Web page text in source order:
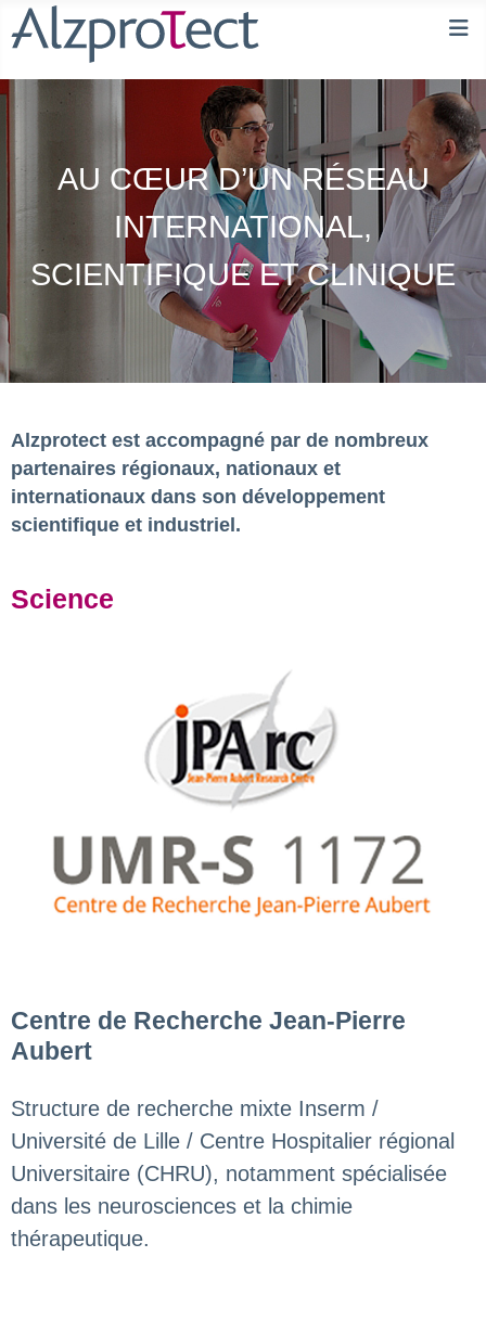
AU CŒUR D’UN RÉSEAU
INTERNATIONAL,
SCIENTIFIQUE ET CLINIQUE
Alzprotect est accompagné par de nombreux
partenaires régionaux, nationaux et
internationaux dans son développement
scientifique et industriel.
Science
Centre de Recherche Jean-Pierre
Aubert
Structure de recherche mixte Inserm /
Université de Lille / Centre Hospitalier régional
Universitaire (CHRU), notamment spécialisée
dans les neurosciences et la chimie
thérapeutique.